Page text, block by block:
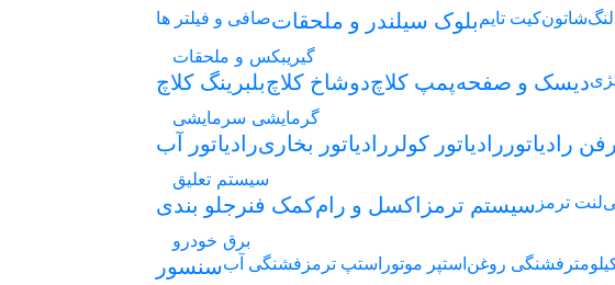
صافی و فیلتر هابلوک سیلندر و ملحقات کیت تایمشاتون
گیریبکس و ملحقات
بلبرینگ کلاچدوشاخ کلاچپمپ کلاچدیسک و صفحه
گرمایشی سرمایشی
رادیاتور آبرادیاتور بخاری رادیاتور کولر فن رادیاتور
سیستم تعلیق
جلو بندی کمک فنراکسل و رام سیستم ترمز لنت ترمز
برق خودرو
سنسورفشنگی آب استپ ترمز استپر موتورفشنگی روغن